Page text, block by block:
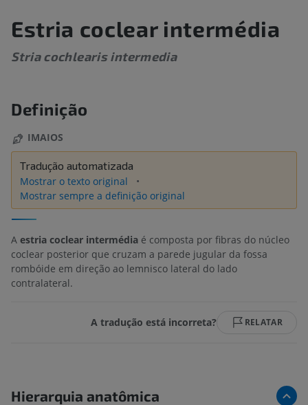
Estria coclear intermédia
Stria cochlearis intermedia
Definição
IMAIOS
Tradução automatizada
Mostrar o texto original
Mostrar sempre a definição original
A estria coclear intermédia é composta por fibras do núcleo
coclear posterior que cruzam a parede jugular da fossa
rombóide em direção ao lemnisco lateral do lado
contralateral.
A tradução está incorreta? RELATAR
Hierarquia anatômica